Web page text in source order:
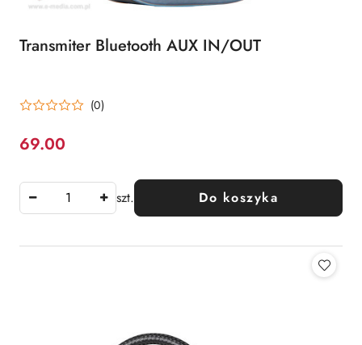
Transmiter Bluetooth AUX IN/OUT
(0)
Cena:
69.00
szt. Do koszyka